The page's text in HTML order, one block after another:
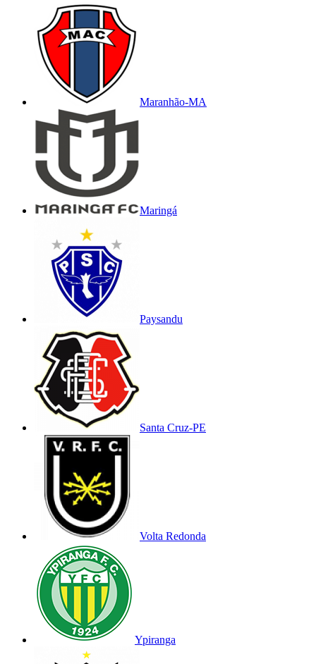
Maranhão-MA
Maringá
Paysandu
Santa Cruz-PE
Volta Redonda
Ypiranga